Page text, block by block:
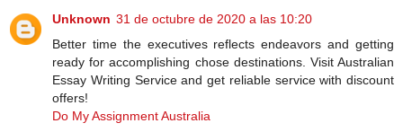
Unknown 31 de octubre de 2020 a las 10:20
Better time the executives reflects endeavors and getting
ready for accomplishing chose destinations. Visit Australian
Essay Writing Service and get reliable service with discount
offers!
Do My Assignment Australia